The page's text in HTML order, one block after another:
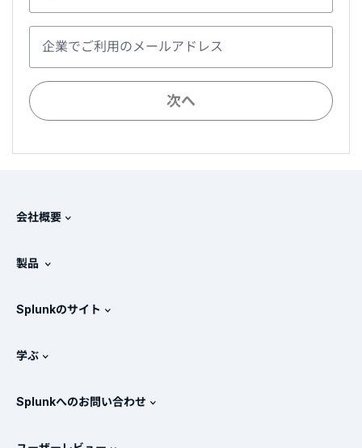
企業でご利用のメールアドレス
次へ
会社概要
Splunkと他社製品の比較
ニュースルーム
製品
価格
すべての製品を見る
Splunkのサイト
トレーニングと認定
Splunkストア
学ぶ
Splunkへのお問い合わせ